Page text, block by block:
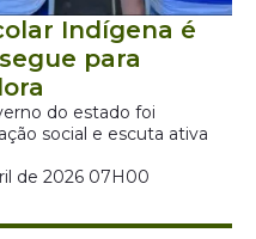
Indígena é
para
do estado foi
social e escuta ativa
de 2026 07H00